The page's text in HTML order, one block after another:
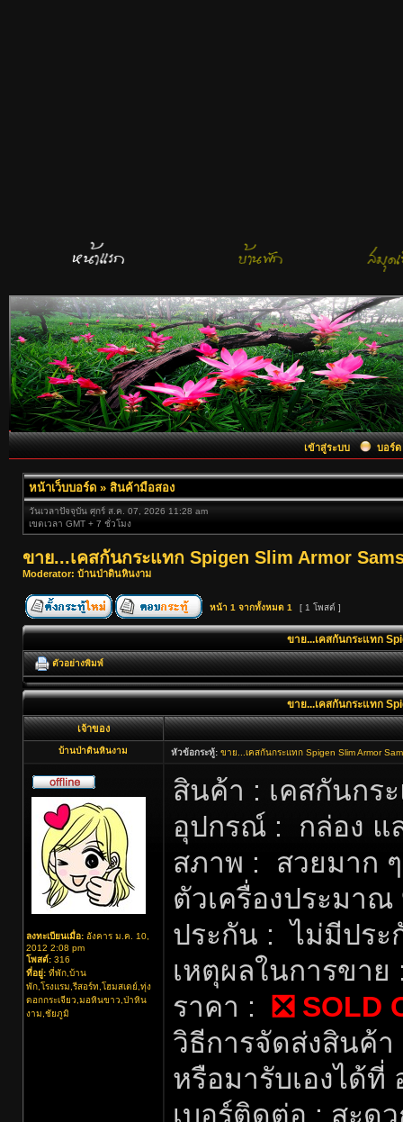
เข้าสู่ระบบ บอร์ด
หน้าเว็บบอร์ด » สินค้ามือสอง
วันเวลาปัจจุบัน ศุกร์ ส.ค. 07, 2026 11:28 am
เขตเวลา GMT + 7 ชั่วโมง
ขาย...เคสกันกระแทก Spigen Slim Armor
Moderator: บ้านป่าดินหินงาม
หน้า 1 จากทั้งหมด 1 [ 1 โพสต์ ]
ขาย...เคสกันกระแทก
ตัวอย่างพิมพ์
ขาย...เคสกันกระแทก
เจ้าของ
บ้านป่าดินหินงาม หัวข้อกระทู้: ขาย...เคสกันกระแทก Spigen Slim Armor
ลงทะเบียนเมื่อ: อังคาร ม.ค. 10,
2012 2:08 pm
โพสต์: 316
ที่อยู่: ที่พัก,บ้าน
พัก,โรงแรม,รีสอร์ท,โฮมสเตย์,ทุ่ง
ดอกกระเจียว,มอหินขาว,ป่าหิน
งาม,ชัยภูมิ
สินค้า : เคสกันกร
อุปกรณ์ : กล่อง แล
สภาพ : สวยมาก
ตัวเครื่องประมา
ประกัน : ไม่มีประ
เหตุผลในการขา
ราคา : ❎ SOLD
วิธีการจัดส่งสินค้
หรือมารับเองได้
เบอร์ติดต่อ : สะด